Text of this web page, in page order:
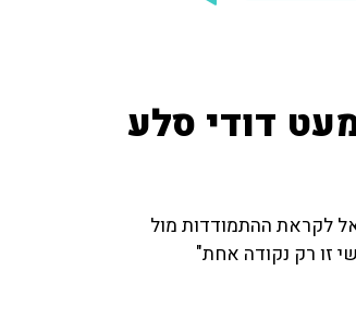
דודי סלע
לקראת ההתמודדות מול
זו רק נקודה אחת"